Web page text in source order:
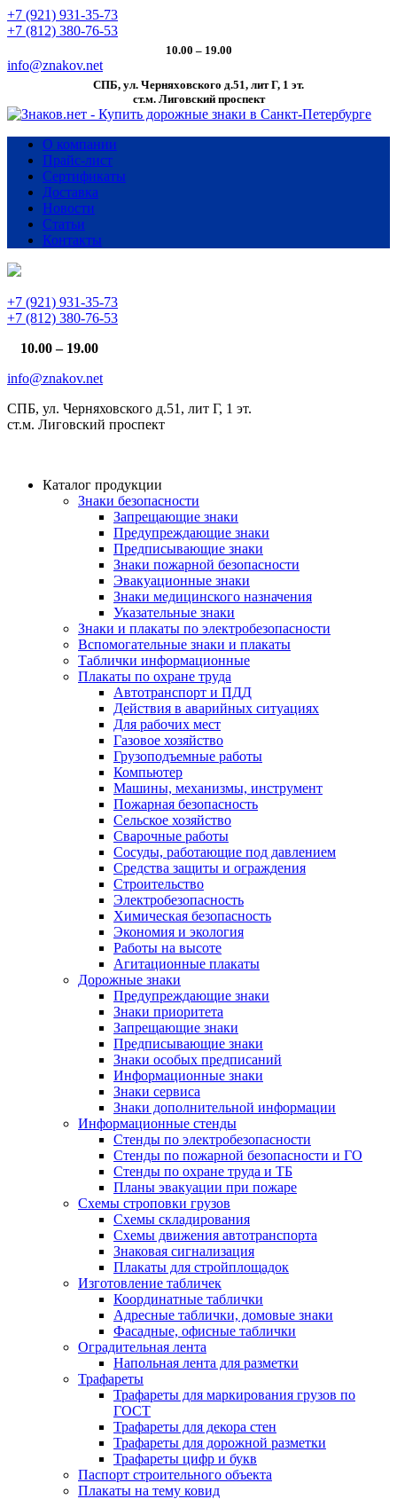
+7 (921) 931-35-73
+7 (812) 380-76-53
10.00 – 19.00
info@znakov.net
СПБ, ул. Черняховского д.51, лит Г, 1 эт.
cт.м. Лиговский проспект
О компании
Прайс-лист
Сертификаты
Доставка
Новости
Статьи
Контакты
+7 (921) 931-35-73
+7 (812) 380-76-53
10.00 – 19.00
info@znakov.net
СПБ, ул. Черняховского д.51, лит Г, 1 эт.
cт.м. Лиговский проспект
Каталог продукции
Знаки безопасности
Запрещающие знаки
Предупреждающие знаки
Предписывающие знаки
Знаки пожарной безопасности
Эвакуационные знаки
Знаки медицинского назначения
Указательные знаки
Знаки и плакаты по электробезопасности
Вспомогательные знаки и плакаты
Таблички информационные
Плакаты по охране труда
Автотранспорт и ПДД
Действия в аварийных ситуациях
Для рабочих мест
Газовое хозяйство
Грузоподъемные работы
Компьютер
Машины, механизмы, инструмент
Пожарная безопасность
Сельское хозяйство
Сварочные работы
Сосуды, работающие под давлением
Средства защиты и ограждения
Строительство
Электробезопасность
Химическая безопасность
Экономия и экология
Работы на высоте
Агитационные плакаты
Дорожные знаки
Предупреждающие знаки
Знаки приоритета
Запрещающие знаки
Предписывающие знаки
Знаки особых предписаний
Информационные знаки
Знаки сервиса
Знаки дополнительной информации
Информационные стенды
Стенды по электробезопасности
Стенды по пожарной безопасности и ГО
Стенды по охране труда и ТБ
Планы эвакуации при пожаре
Схемы строповки грузов
Схемы складирования
Схемы движения автотранспорта
Знаковая сигнализация
Плакаты для стройплощадок
Изготовление табличек
Координатные таблички
Адресные таблички, домовые знаки
Фасадные, офисные таблички
Оградительная лента
Напольная лента для разметки
Трафареты
Трафареты для маркирования грузов по
ГОСТ
Трафареты для декора стен
Трафареты для дорожной разметки
Трафареты цифр и букв
Паспорт строительного объекта
Плакаты на тему ковид